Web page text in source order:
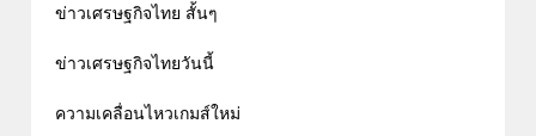
ข่าวเศรษฐกิจไทย สั้นๆ
ข่าวเศรษฐกิจไทยวันนี้
ความเคลื่อนไหวเกมส์ใหม่